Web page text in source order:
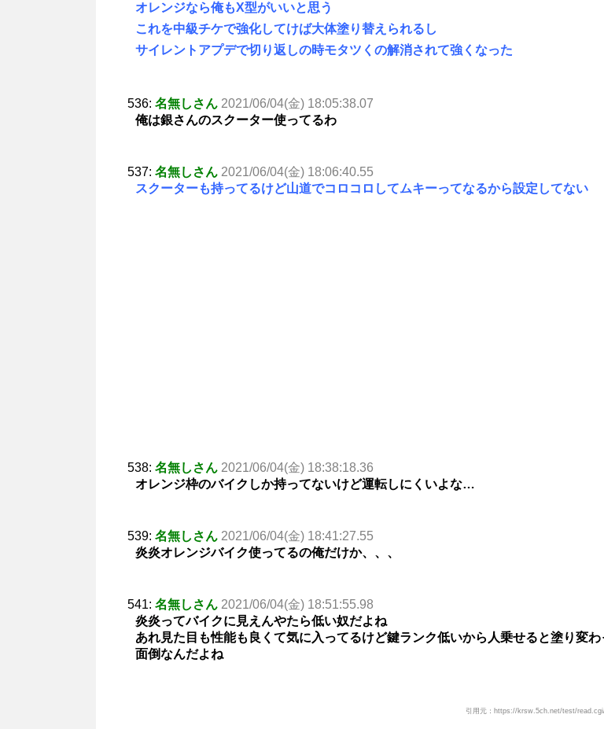
オレンジなら俺もX型がいいと思う
これを中級チケで強化してけば大体塗り替えられるし
サイレントアプデで切り返しの時モタツくの解消されて強くなった
536: 名無しさん 2021/06/04(金) 18:05:38.07
俺は銀さんのスクーター使ってるわ
537: 名無しさん 2021/06/04(金) 18:06:40.55
スクーターも持ってるけど山道でコロコロしてムキーってなるから設定してない
538: 名無しさん 2021/06/04(金) 18:38:18.36
オレンジ枠のバイクしか持ってないけど運転しにくいよな…
539: 名無しさん 2021/06/04(金) 18:41:27.55
炎炎オレンジバイク使ってるの俺だけか、、、
541: 名無しさん 2021/06/04(金) 18:51:55.98
炎炎ってバイクに見えんやたら低い奴だよね
あれ見た目も性能も良くて気に入ってるけど鍵ランク低いから人乗せると塗り変
面倒なんだよね
引用元：https://krsw.5ch.net/test/